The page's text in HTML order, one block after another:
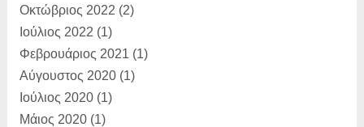
Παραλιώτη, σε διαβ�...
Οκτώβριος 2022 (2)
Ιούλιος 2022 (1)
Φεβρουάριος 2021 (1)
Αύγουστος 2020(1)
Ιούλιος 2020(1)
Μάιος 2020(1)